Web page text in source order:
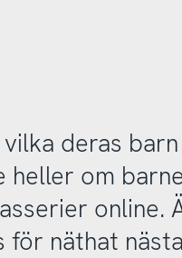
deras barn
heller om
online.
för näthat